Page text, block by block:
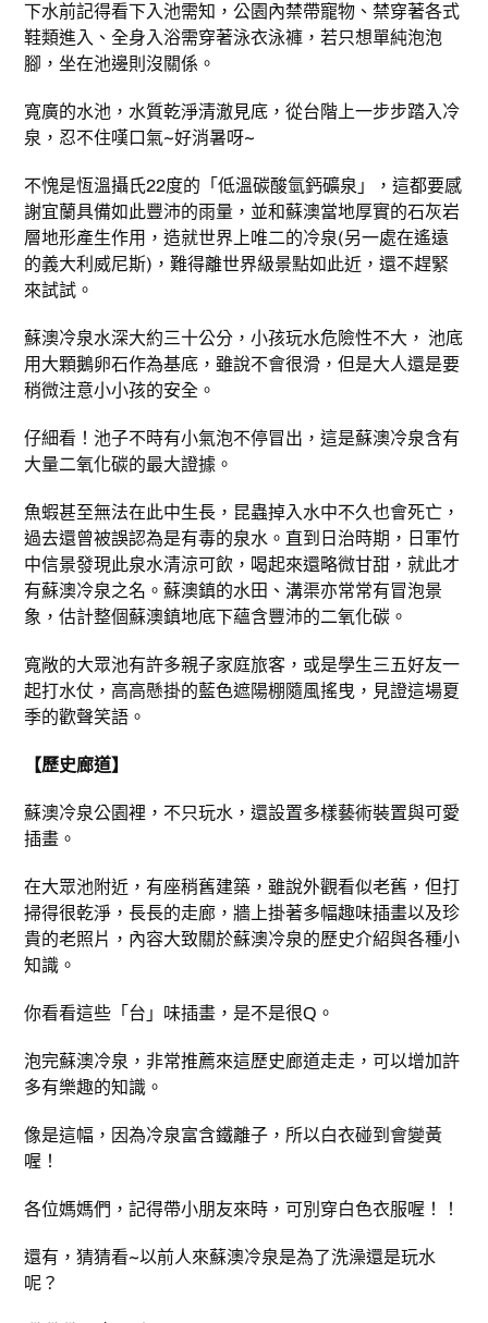
下水前記得看下入池需知，公園內禁帶寵物、禁穿著各式
鞋類進入、全身入浴需穿著泳衣泳褲，若只想單純泡泡
腳，坐在池邊則沒關係。
寬廣的水池，水質乾淨清澈見底，從台階上一步步踏入冷
泉，忍不住嘆口氣~好消暑呀~
不愧是恆溫攝氏22度的「低溫碳酸氫鈣礦泉」，這都要感
謝宜蘭具備如此豐沛的雨量，並和蘇澳當地厚實的石灰岩
層地形產生作用，造就世界上唯二的冷泉(另一處在遙遠
的義大利威尼斯)，難得離世界級景點如此近，還不趕緊
來試試。
蘇澳冷泉水深大約三十公分，小孩玩水危險性不大， 池底
用大顆鵝卵石作為基底，雖說不會很滑，但是大人還是要
稍微注意小小孩的安全。
仔細看！池子不時有小氣泡不停冒出，這是蘇澳冷泉含有
大量二氧化碳的最大證據。
魚蝦甚至無法在此中生長，昆蟲掉入水中不久也會死亡，
過去還曾被誤認為是有毒的泉水。直到日治時期，日軍竹
中信景發現此泉水清涼可飲，喝起來還略微甘甜，就此才
有蘇澳冷泉之名。蘇澳鎮的水田、溝渠亦常常有冒泡景
象，估計整個蘇澳鎮地底下蘊含豐沛的二氧化碳。
寬敞的大眾池有許多親子家庭旅客，或是學生三五好友一
起打水仗，高高懸掛的藍色遮陽棚隨風搖曳，見證這場夏
季的歡聲笑語。
【歷史廊道】
蘇澳冷泉公園裡，不只玩水，還設置多樣藝術裝置與可愛
插畫。
在大眾池附近，有座稍舊建築，雖說外觀看似老舊，但打
掃得很乾淨，長長的走廊，牆上掛著多幅趣味插畫以及珍
貴的老照片，內容大致關於蘇澳冷泉的歷史介紹與各種小
知識。
你看看這些「台」味插畫，是不是很Q。
泡完蘇澳冷泉，非常推薦來這歷史廊道走走，可以增加許
多有樂趣的知識。
像是這幅，因為冷泉富含鐵離子，所以白衣碰到會變黃
喔！
各位媽媽們，記得帶小朋友來時，可別穿白色衣服喔！！
還有，猜猜看~以前人來蘇澳冷泉是為了洗澡還是玩水
呢？